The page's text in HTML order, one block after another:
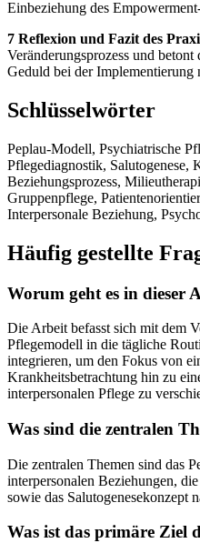
Einbeziehung des
7 Reflexion und Fazit des
Veränderungsprozess und
Geduld bei der Implementierung
Schlüsselwörter
Peplau-Modell, Psychiatrische
Pflegediagnostik, Salutogenese,
Beziehungsprozess,
Gruppenpflege,
Interpersonale Beziehung,
Häufig gestellte
Worum geht es in dieser
Die Arbeit befasst sich mit dem
Pflegemodell in die tägliche
integrieren, um den Fokus von
Krankheitsbetrachtung hin zu
interpersonalen Pflege zu
Was sind die zentralen
Die zentralen Themen sind das
interpersonalen Beziehungen,
sowie das Salutogenesekonzept
Was ist das primäre Ziel